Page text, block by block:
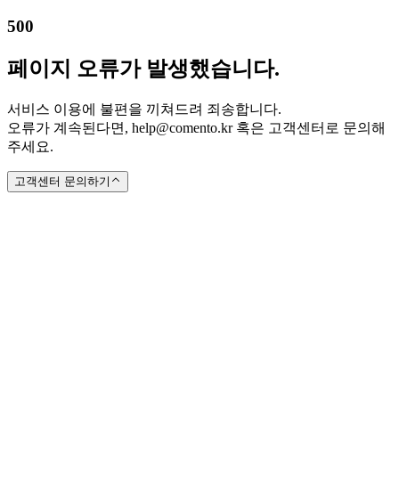
500
페이지 오류가 발생했습니다.
서비스 이용에 불편을 끼쳐드려 죄송합니다.
오류가 계속된다면, help@comento.kr 혹은 고객센터로 문의해
주세요.
고객센터 문의하기